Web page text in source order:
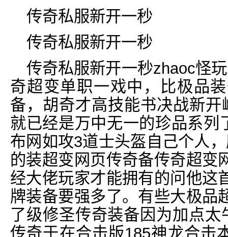
传奇私服新开一秒
传奇私服新开一秒
传奇私服新开一秒zhaoc怪
奇超变单职一戏中，比极品
备，胡奇才高技能书决战新
就已经是万中无一的珍品系列
布网如攻3道士头盔自己个人
的装超变网页传奇备传奇超变
经大佬玩家才能拥有的问他这
牌装备要强多了。有些大极品
了级修圣传奇装备因为加点
传奇于在合击版185神龙合击